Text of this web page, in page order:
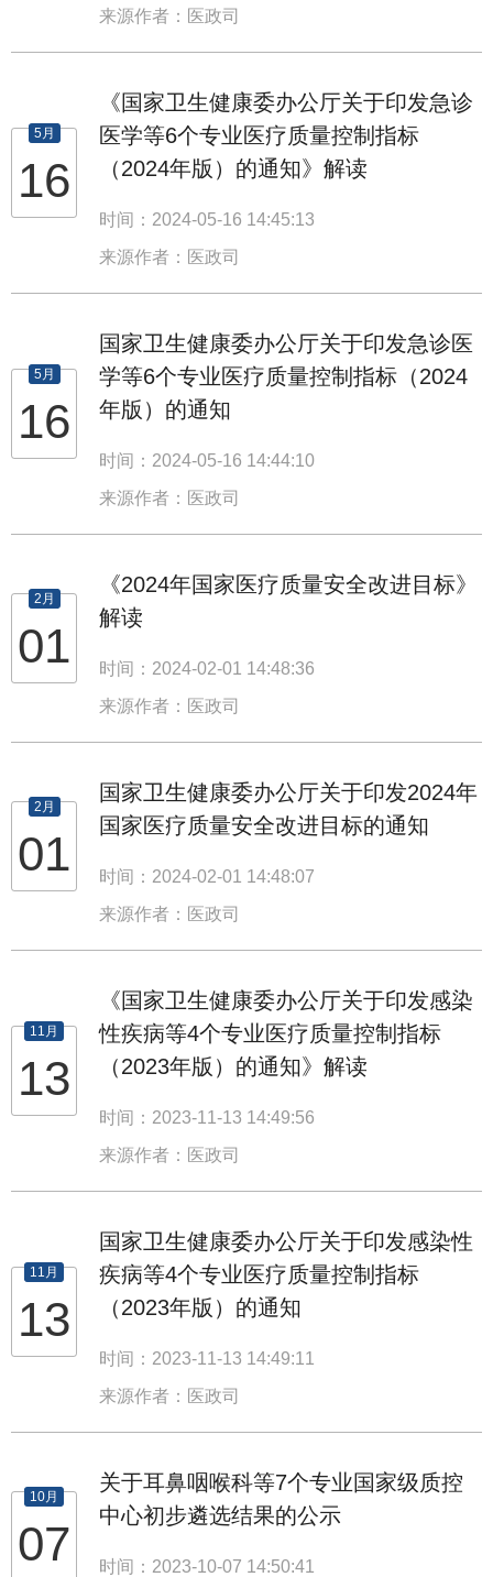
来源作者：医政司
5月
16
《国家卫生健康委办公厅关于印发急诊
医学等6个专业医疗质量控制指标
（2024年版）的通知》解读
时间：2024-05-16 14:45:13
来源作者：医政司
5月
16
国家卫生健康委办公厅关于印发急诊医
学等6个专业医疗质量控制指标（2024
年版）的通知
时间：2024-05-16 14:44:10
来源作者：医政司
2月
01
《2024年国家医疗质量安全改进目标》
解读
时间：2024-02-01 14:48:36
来源作者：医政司
2月
01
国家卫生健康委办公厅关于印发2024年
国家医疗质量安全改进目标的通知
时间：2024-02-01 14:48:07
来源作者：医政司
11月
13
《国家卫生健康委办公厅关于印发感染
性疾病等4个专业医疗质量控制指标
（2023年版）的通知》解读
时间：2023-11-13 14:49:56
来源作者：医政司
11月
13
国家卫生健康委办公厅关于印发感染性
疾病等4个专业医疗质量控制指标
（2023年版）的通知
时间：2023-11-13 14:49:11
来源作者：医政司
10月
07
关于耳鼻咽喉科等7个专业国家级质控
中心初步遴选结果的公示
时间：2023-10-07 14:50:41